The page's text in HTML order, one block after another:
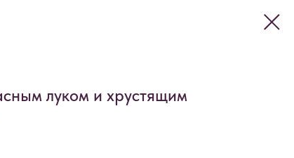
луком и хрустящим